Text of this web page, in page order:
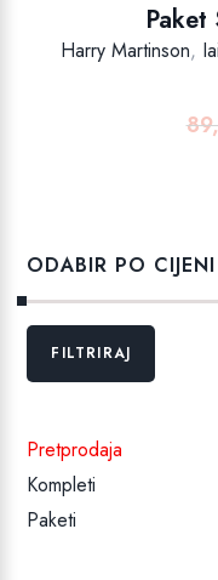
Harry Martinson,
ODABIR PO CIJENI
Min
MaksFILTRIRAJ
Pretprodaja
Kompleti
Paketi